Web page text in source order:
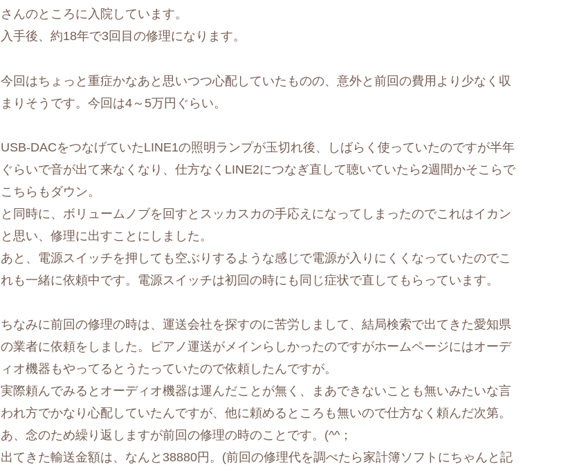
さんのところに入院しています。
入手後、約18年で3回目の修理になります。
今回はちょっと重症かなあと思いつつ心配していたものの、意外と前回の費用より少なく収
まりそうです。今回は4～5万円ぐらい。
USB-DACをつなげていたLINE1の照明ランプが玉切れ後、しばらく使っていたのですが半年
ぐらいで音が出て来なくなり、仕方なくLINE2につなぎ直して聴いていたら2週間かそこらで
こちらもダウン。
と同時に、ボリュームノブを回すとスッカスカの手応えになってしまったのでこれはイカン
と思い、修理に出すことにしました。
あと、電源スイッチを押しても空ぶりするような感じで電源が入りにくくなっていたのでこ
れも一緒に依頼中です。電源スイッチは初回の時にも同じ症状で直してもらっています。
ちなみに前回の修理の時は、運送会社を探すのに苦労しまして、結局検索で出てきた愛知県
の業者に依頼をしました。ピアノ運送がメインらしかったのですがホームページにはオーデ
ィオ機器もやってるとうたっていたので依頼したんですが。
実際頼んでみるとオーディオ機器は運んだことが無く、まあできないことも無いみたいな言
われ方でかなり心配していたんですが、他に頼めるところも無いので仕方なく頼んだ次第。
あ、念のため繰り返しますが前回の修理の時のことです。(^^；
出てきた輸送金額は、なんと38880円。(前回の修理代を調べたら家計簿ソフトにちゃんと記